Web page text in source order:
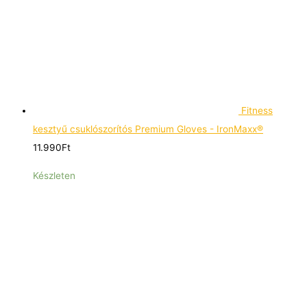
Fitness
kesztyű csuklószorítós Premium Gloves - IronMaxx®
11.990Ft
Készleten